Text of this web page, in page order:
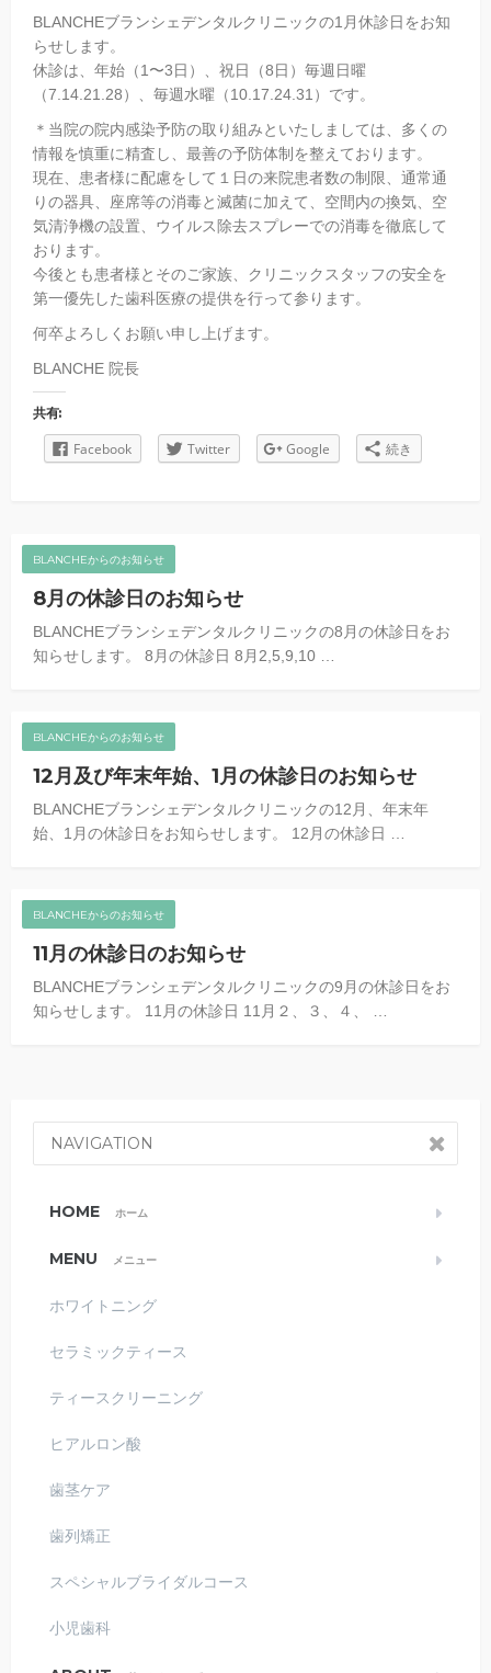
BLANCHEブランシェデンタルクリニックの1月休診日をお知
らせします。
休診は、年始（1〜3日）、祝日（8日）毎週日曜
（7.14.21.28）、毎週水曜（10.17.24.31）です。
＊当院の院内感染予防の取り組みといたしましては、多くの
情報を慎重に精査し、最善の予防体制を整えております。
現在、患者様に配慮をして１日の来院患者数の制限、通常通
りの器具、座席等の消毒と滅菌に加えて、空間内の換気、空
気清浄機の設置、ウイルス除去スプレーでの消毒を徹底して
おります。
今後とも患者様とそのご家族、クリニックスタッフの安全を
第一優先した歯科医療の提供を行って参ります。
何卒よろしくお願い申し上げます。
BLANCHE 院長
共有:
Facebook Twitter Google 続き
BLANCHEからのお知らせ
8月の休診日のお知らせ
BLANCHEブランシェデンタルクリニックの8月の休診日をお
知らせします。 8月の休診日 8月2,5,9,10 …
BLANCHEからのお知らせ
12月及び年末年始、1月の休診日のお知らせ
BLANCHEブランシェデンタルクリニックの12月、年末年
始、1月の休診日をお知らせします。 12月の休診日 …
BLANCHEからのお知らせ
11月の休診日のお知らせ
BLANCHEブランシェデンタルクリニックの9月の休診日をお
知らせします。 11月の休診日 11月２、３、４、 …
NAVIGATION
HOME ホーム
MENU メニュー
ホワイトニング
セラミックティース
ティースクリーニング
ヒアルロン酸
歯茎ケア
歯列矯正
スペシャルブライダルコース
小児歯科